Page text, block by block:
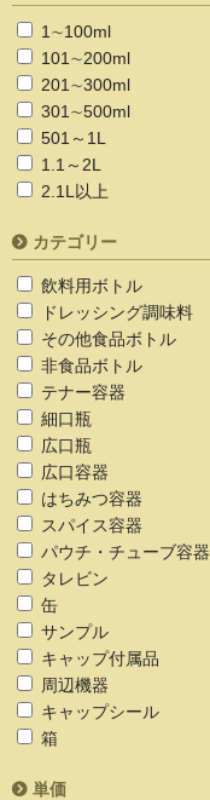
1∼100ml
101∼200ml
201∼300ml
301∼500ml
501～1L
1.1～2L
2.1L以上
カテゴリー
飲料用ボトル
ドレッシング調味料
その他食品ボトル
非食品ボトル
テナー容器
細口瓶
広口瓶
広口容器
はちみつ容器
スパイス容器
パウチ・チューブ容器
タレビン
缶
サンプル
キャップ付属品
周辺機器
キャップシール
箱
単価